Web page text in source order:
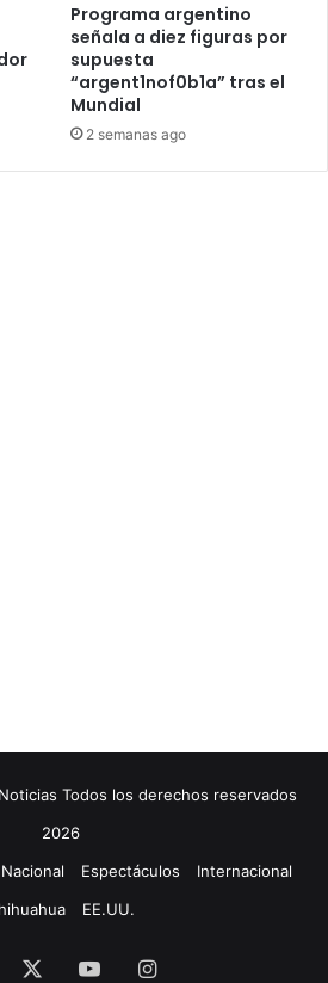
Programa argentino
señala a diez figuras por
supuesta
“argent1nof0b1a” tras el
Mundial
2 semanas ago
Todos los derechos reservados
2026
Nacional Espectáculos
Internacional
EE.UU.
YouTubeInstagram